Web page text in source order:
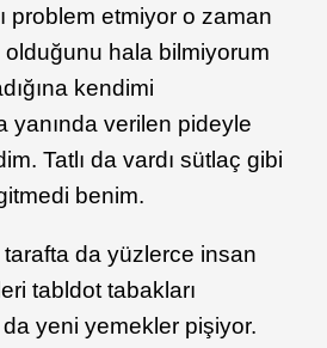
problem etmiyor o zaman
hala bilmiyorum
kendimi
yanında verilen pideyle
Tatlı da vardı sütlaç gibi
benim.
tarafta da yüzlerce insan
tabldot tabakları
da yeni yemekler pişiyor.